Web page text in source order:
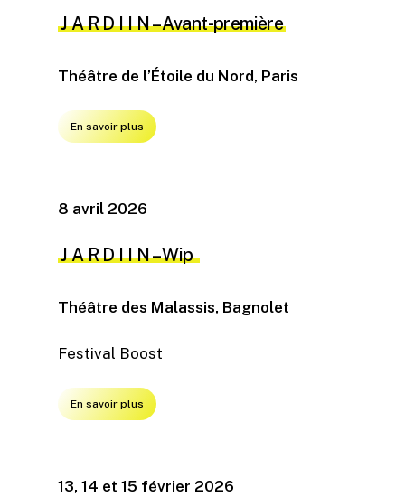
J A R D I I N – Avant-première
Théâtre de l’Étoile du Nord, Paris
En savoir plus
8 avril 2026
J A R D I I N – Wip
Théâtre des Malassis, Bagnolet
Festival Boost
En savoir plus
13, 14 et 15 février 2026